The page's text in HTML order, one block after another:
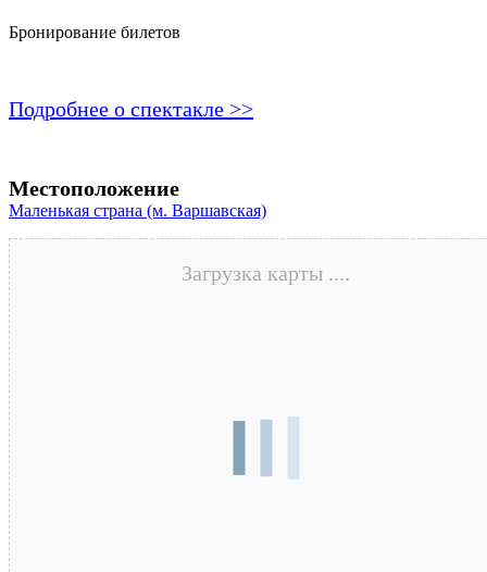
Бронирование билетов
Подробнее о спектакле >>
Местоположение
Маленькая страна (м. Варшавская)
Загрузка карты ....